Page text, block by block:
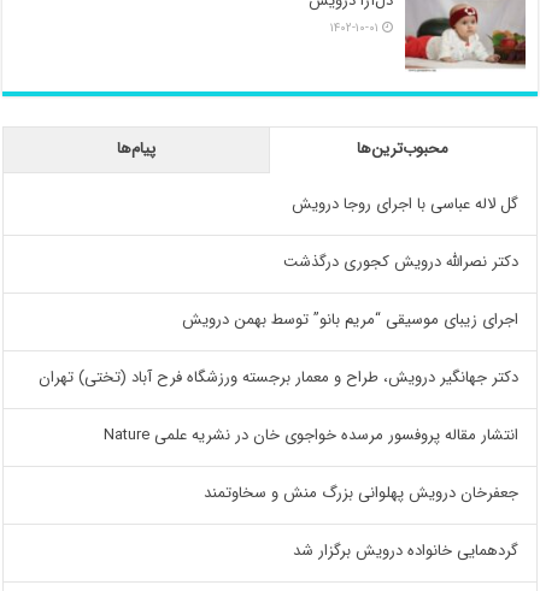
۱۴۰۲-۱۰-۰۱
محبوب‌ترین‌ها پیام‌ها
گل لاله عباسی با اجرای روجا درویش
دکتر نصرالله درویش کجوری درگذشت
اجرای زیبای موسیقی “مریم بانو” توسط بهمن درویش
دکتر جهانگیر درویش، طراح و معمار برجسته ورزشگاه فرح آباد (تختی) تهران
انتشار مقاله پروفسور مرسده خواجوی خان در نشریه علمی Nature
جعفرخان درویش پهلوانی بزرگ منش و سخاوتمند
گردهمایی خانواده درویش برگزار شد